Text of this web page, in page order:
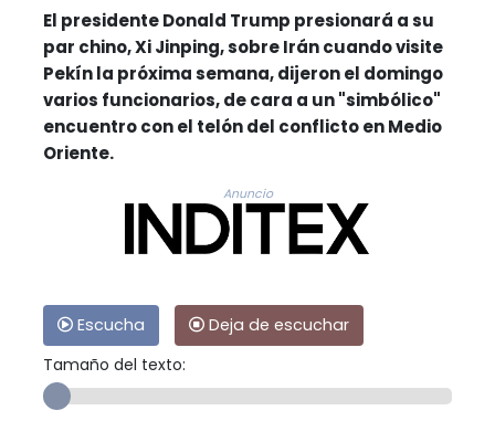
El presidente Donald Trump presionará a su
par chino, Xi Jinping, sobre Irán cuando visite
Pekín la próxima semana, dijeron el domingo
varios funcionarios, de cara a un "simbólico"
encuentro con el telón del conflicto en Medio
Oriente.
Anuncio
Escucha
Deja de escuchar
Tamaño del texto: